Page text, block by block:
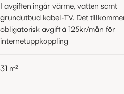
I avgiften ingår värme, vatten samt
grundutbud kabel-TV. Det
obligatorisk avgift á 125kr/mån för
internetuppkoppling
31 m²